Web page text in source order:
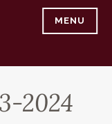
MENU
2024